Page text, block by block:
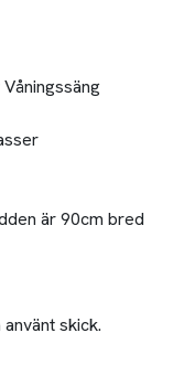
är 90cm bred
skick.